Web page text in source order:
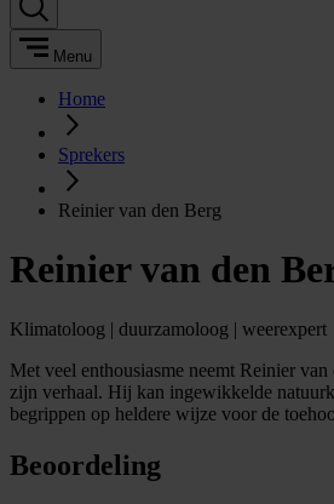
Menu
Home
Sprekers
Reinier van den Berg
Reinier van den
Klimatoloog | duurzamoloog | weerexpert
Met veel enthousiasme neemt Reinier
zijn verhaal. Hij kan ingewikkelde
begrippen op heldere wijze voor de
Beoordeling